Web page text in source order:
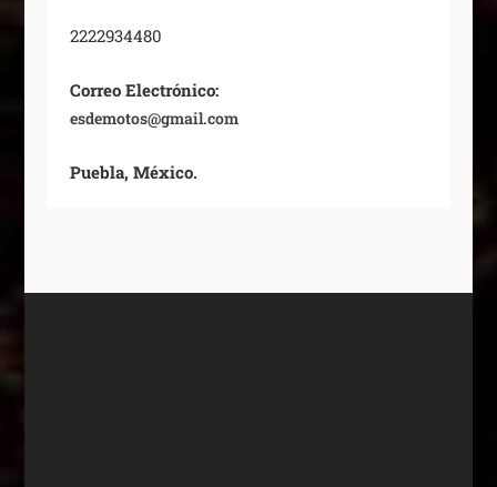
2222934480
Correo Electrónico:
esdemotos@gmail.com
Puebla, México.